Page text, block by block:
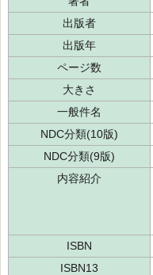
出版者
出版年
ページ数
大きさ
一般件名
NDC分類(10版)
NDC分類(9版)
内容紹介
ISBN
ISBN13